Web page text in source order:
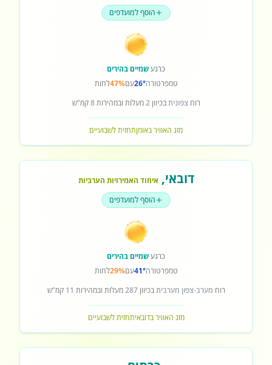
הוסף למועדפים
כרגעשמיים בהירים
טמפרטורה26°עם47%לחות
רוחצפוניתבכיוון2מעלות ובמהירות8קמ"ש
מזג האוויר באומןתחזית לשבועיים
דובאי, איחוד האמירויות הערביות
הוסף למועדפים
כרגעשמיים בהירים
טמפרטורה41°עם29%לחות
רוח מערב-צפון מערביתבכיוון287מעלות ובמהירות 11 קמ"ש
מזג האוויר בדובאיתחזית לשבועיים